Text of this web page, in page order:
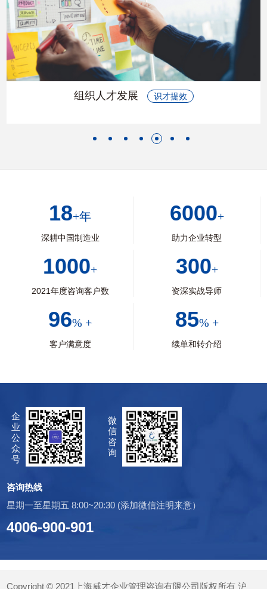
组织人才发展 识才提效
18+年
深耕中国制造业
6000+
助力企业转型
1000+
2021年度咨询客户数
300+
资深实战导师
96% +
客户满意度
85% +
续单和转介绍
企
业
公
众
号
微
信
咨
询
咨询热线
星期一至星期五 8:00~20:30 (添加微信注明来意）
4006-900-901
Copyright © 2021上海威才企业管理咨询有限公司版权所有沪